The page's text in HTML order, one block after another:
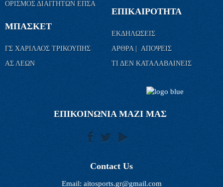
ΟΡΙΣΜΟΣ ΔΙΑΙΤΗΤΩΝ ΕΠΣΑ
ΜΠΑΣΚΕΤ
ΓΣ ΧΑΡΙΛΑΟΣ ΤΡΙΚΟΥΠΗΣ
ΑΣ ΛΕΩΝ
ΕΠΙΚΑΙΡΟΤΗΤΑ
ΕΚΔΗΛΩΣΕΙΣ
ΑΡΘΡΑ | ΑΠΟΨΕΙΣ
ΤΙ ΔΕΝ ΚΑΤΑΛΑΒΑΙΝΕΙΣ
ΕΠΙΚΟΙΝΩΝΙΑ ΜΑΖΙ ΜΑΣ
Contact Us
Email: aitosports.gr@gmail.com